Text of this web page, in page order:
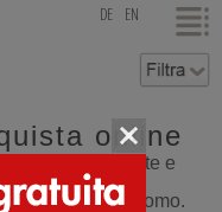
DE EN
online
famose ciabatte e
d’aria.
per donna e uomo.